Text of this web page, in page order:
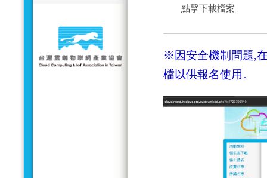
點擊下載檔案
※因安全機制問題,
檔以供報名使用。